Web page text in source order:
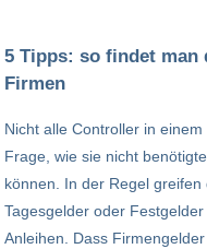
5 Tipps: so findet
Firmen
Nicht alle Controller in
Frage, wie sie nicht
können. In der Regel
Tagesgelder oder
Anleihen. Dass